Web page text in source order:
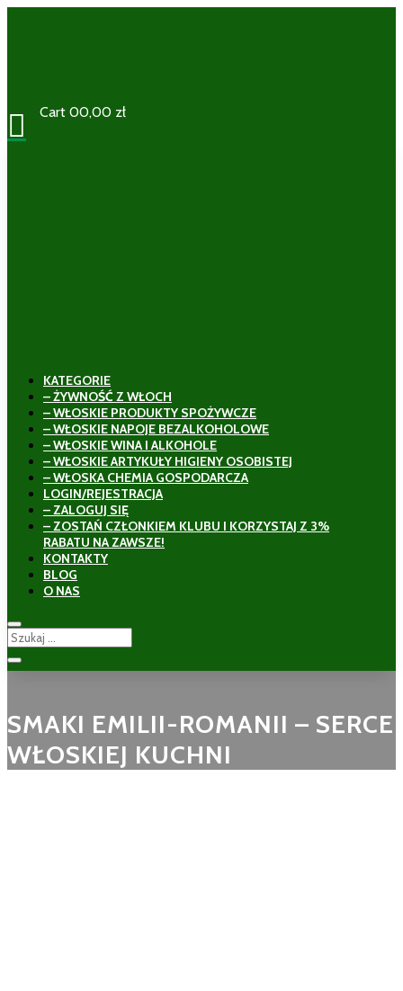
 Cart 00,00 zł
KATEGORIE
– ŻYWNOŚĆ Z WŁOCH
– WŁOSKIE PRODUKTY SPOŻYWCZE
– WŁOSKIE NAPOJE BEZALKOHOLOWE
– WŁOSKIE WINA I ALKOHOLE
– WŁOSKIE ARTYKUŁY HIGIENY OSOBISTEJ
– WŁOSKA CHEMIA GOSPODARCZA
LOGIN/REJESTRACJA
– ZALOGUJ SIĘ
– ZOSTAŃ CZŁONKIEM KLUBU I KORZYSTAJ Z 3%
RABATU NA ZAWSZE!
KONTAKTY
BLOG
O NAS
SMAKI EMILII-ROMANII – SERCE
WŁOSKIEJ KUCHNI